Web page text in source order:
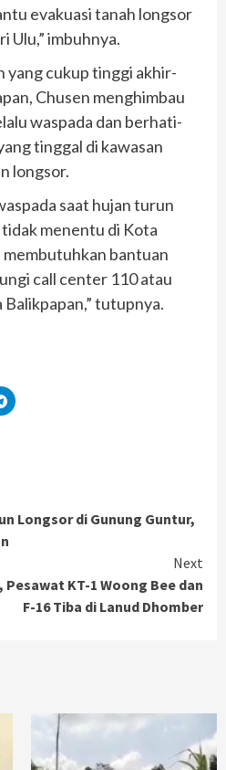
evakuasi tanah longsor
Ulu,” imbuhnya.
yang cukup tinggi akhir-
Chusen menghimbau
waspada dan berhati-
tinggal di kawasan
longsor.
saat hujan turun
menentu di Kota
membutuhkan bantuan
call center 110 atau
tutupnya.
Longsor di Gunung Guntur,
Next
Pesawat KT-1 Woong Bee dan
F-16 Tiba di Lanud Dhomber